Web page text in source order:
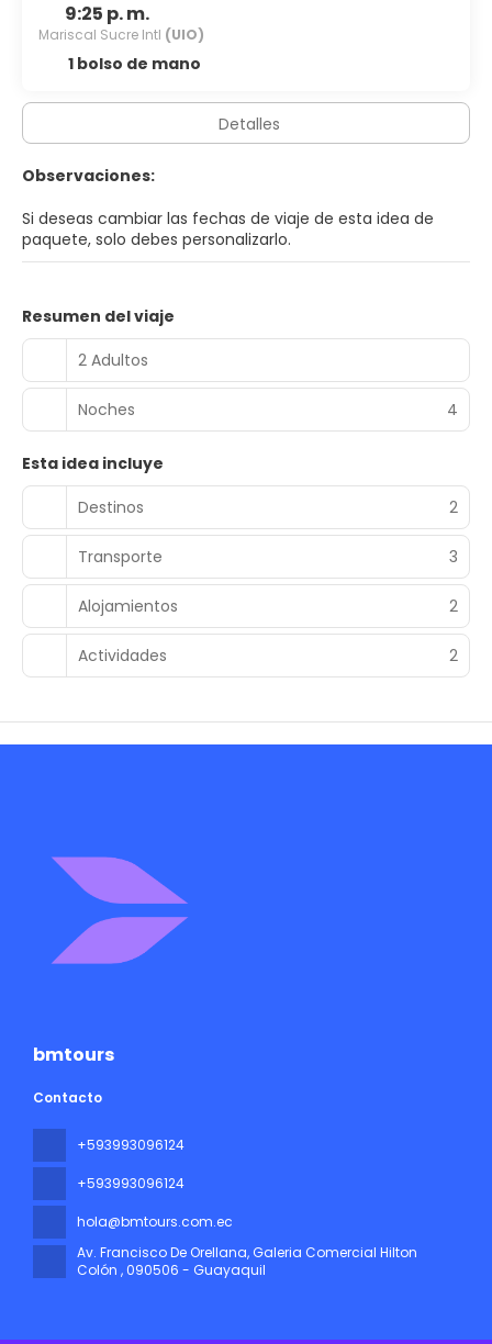
9:25 p. m.
Mariscal Sucre Intl (UIO)
1 bolso de mano
Detalles
Observaciones:
Si deseas cambiar las fechas de viaje de esta idea de
paquete, solo debes personalizarlo.
Resumen del viaje
2 Adultos
Noches 4
Esta idea incluye
Destinos
2
Transporte 3
Alojamientos 2
Actividades 2
bmtours
Contacto
+593993096124
+593993096124
hola@bmtours.com.ec
Av. Francisco De Orellana, Galeria Comercial Hilton
Colón , 090506 - Guayaquil